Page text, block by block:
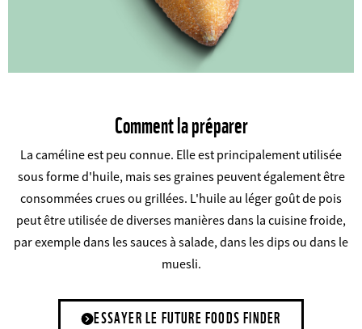
Comment la préparer
La caméline est peu connue. Elle est principalement utilisée
sous forme d'huile, mais ses graines peuvent également être
consommées crues ou grillées. L'huile au léger goût de pois
peut être utilisée de diverses manières dans la cuisine froide,
par exemple dans les sauces à salade, dans les dips ou dans le
muesli.
ESSAYER LE FUTURE FOODS FINDER